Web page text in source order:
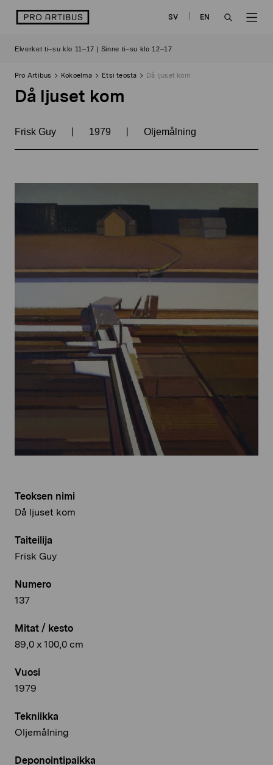
sisältöön
logo SV
EN
Elverket ti–su klo 11–17 | Sinne ti–su klo 12–17
Pro Artibus Kokoelma Etsi teosta Då ljuset kom
Då ljuset kom
Frisk Guy | 1979 | Oljemålning
Teoksen nimi
Då ljuset kom
Taiteilija
Frisk Guy
Numero
137
Mitat / kesto
89,0 x 100,0 cm
Vuosi
1979
Tekniikka
Oljemålning
Deponointipaikka